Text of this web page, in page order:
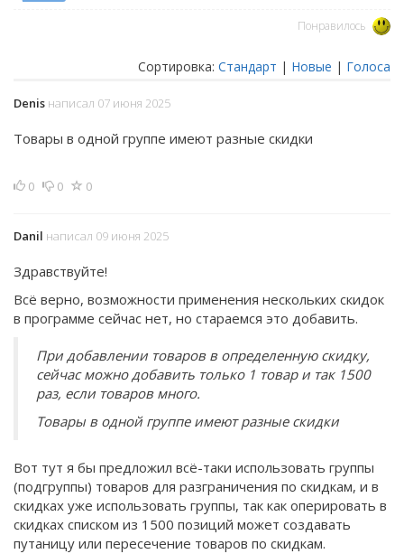
Понравилось
Сортировка: Стандарт | Новые | Голоса
Denis написал 07 июня 2025
Товары в одной группе имеют разные скидки
0 0 0
Danil написал 09 июня 2025
Здравствуйте!
Всё верно, возможности применения нескольких скидок
в программе сейчас нет, но стараемся это добавить.
При добавлении товаров в определенную скидку,
сейчас можно добавить только 1 товар и так 1500
раз, если товаров много.
Товары в одной группе имеют разные скидки
Вот тут я бы предложил всё-таки использовать группы
(подгруппы) товаров для разграничения по скидкам, и в
скидках уже использовать группы, так как оперировать в
скидках списком из 1500 позиций может создавать
путаницу или пересечение товаров по скидкам.